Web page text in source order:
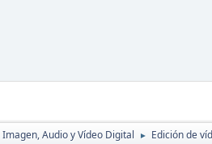
Imagen, Audio y Vídeo Digital ► Edición de